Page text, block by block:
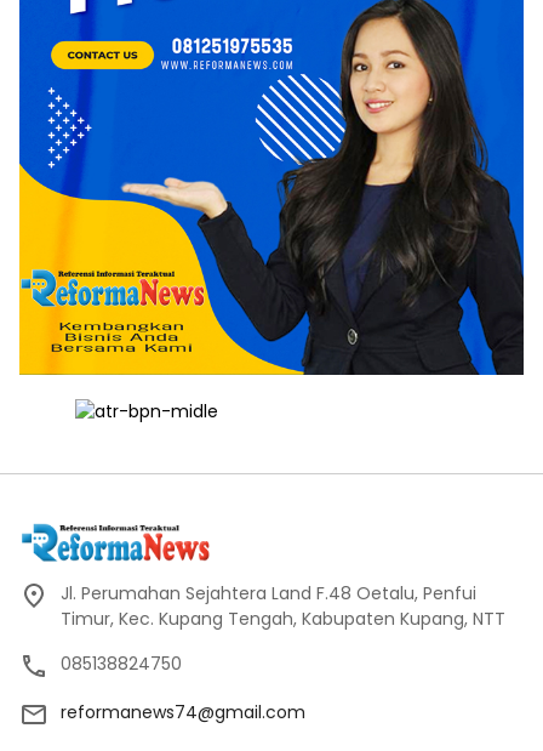
Jl. Perumahan Sejahtera Land F.48 Oetalu, Penfui
Timur, Kec. Kupang Tengah, Kabupaten Kupang, NTT
085138824750
reformanews74@gmail.com